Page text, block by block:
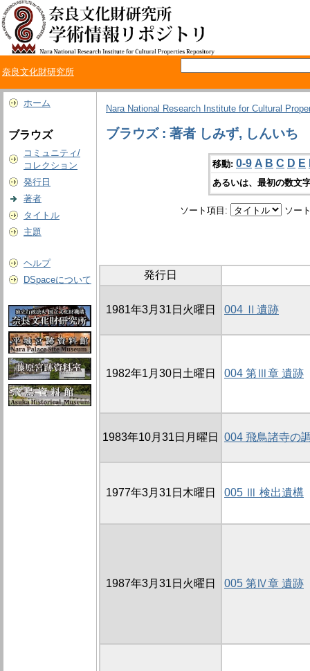
奈良文化財研究所
ホーム
ブラウズ
コミュニティ/
コレクション
発行日
著者
タイトル
主題
ヘルプ
DSpaceについて
Nara National Research Institute for Cultural
ブラウズ : 著者 しみず, しんいち
移動: 0-9 A B C D E
あるいは、最初の数文
ソート項目: ソー
発行日
1981年3月31日火曜日 004 Ⅱ遺跡
1982年1月30日土曜日 004 第Ⅲ章 遺跡
1983年10月31日月曜日 004 飛鳥諸寺の
1977年3月31日木曜日 005 Ⅲ 検出遺構
1987年3月31日火曜日 005 第Ⅳ章 遺跡